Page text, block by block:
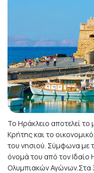
Το Ηράκλειο αποτελεί το
Κρήτης και το
του νησιού. Σύμφωνα με
όνομά του από τον
Ολυμπιακών Αγώνων.Στα